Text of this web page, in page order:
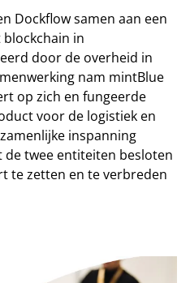
Dockflow samen aan een
in
door de overheid in
nam mintBlue
op zich en fungeerde
voor de logistiek en
inspanning
twee entiteiten besloten
te zetten en te verbreden